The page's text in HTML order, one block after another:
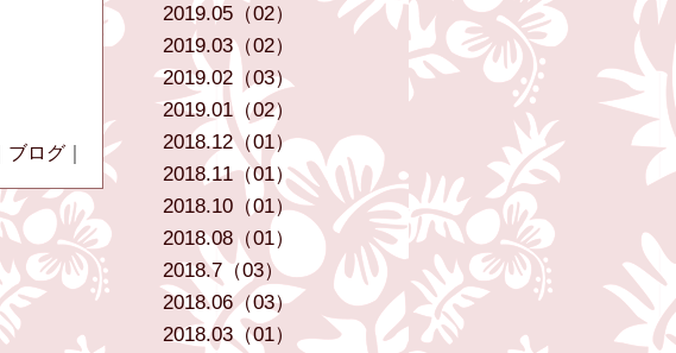
ブログ
2019.05（02）
2019.03（02）
2019.02（03）
2019.01（02）
2018.12（01）
2018.11（01）
2018.10（01）
2018.08（01）
2018.7（03）
2018.06（03）
2018.03（01）